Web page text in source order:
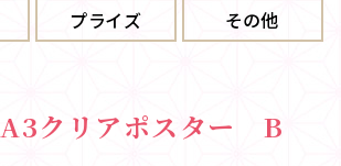
プライズ その他
A3クリアポスター B